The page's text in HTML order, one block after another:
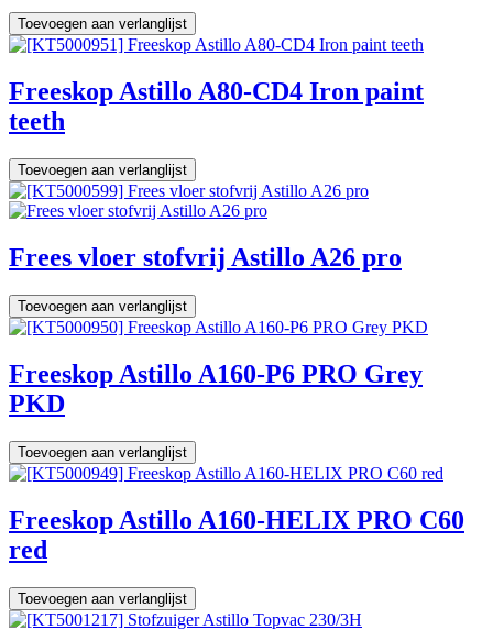
Toevoegen aan verlanglijst
Freeskop Astillo A80-CD4 Iron paint
teeth
Toevoegen aan verlanglijst
Frees vloer stofvrij Astillo A26 pro
Toevoegen aan verlanglijst
Freeskop Astillo A160-P6 PRO Grey
PKD
Toevoegen aan verlanglijst
Freeskop Astillo A160-HELIX PRO C60
red
Toevoegen aan verlanglijst